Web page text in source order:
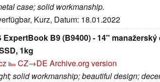
case; solid workmanship.
Kurz, Datum: 18.01.2022
ExpertBook B9 (B9400) - 14'' manažerský
1kg
CZ→DE Archive.org version
solid workmanship; beautiful design;